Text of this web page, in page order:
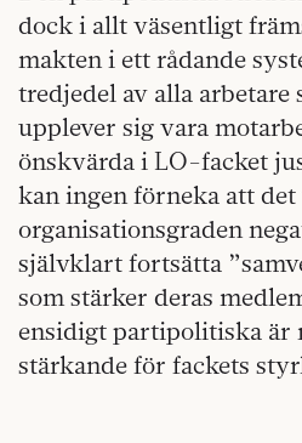
dock i allt väsentligt
makten i ett rådande
tredjedel av alla arbetare
upplever sig vara
önskvärda i LO-facket
kan ingen förneka att
organisationsgraden
självklart fortsätta
som stärker deras
ensidigt partipolitiska är
stärkande för fackets